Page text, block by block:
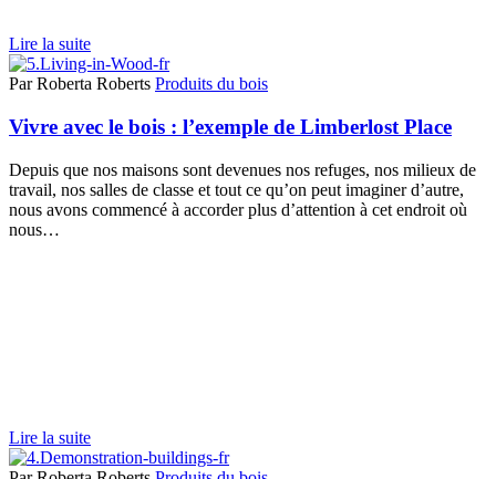
Lire la suite
Par Roberta Roberts Produits du bois
Vivre avec le bois : l’exemple de Limberlost Place
Depuis que nos maisons sont devenues nos refuges, nos milieux de
travail, nos salles de classe et tout ce qu’on peut imaginer d’autre,
nous avons commencé à accorder plus d’attention à cet endroit où
nous…
Lire la suite